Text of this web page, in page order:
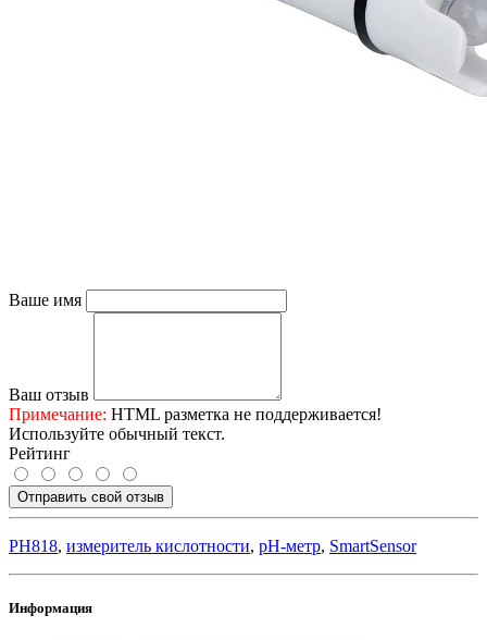
Ваше имя
Ваш отзыв
Примечание: HTML разметка не поддерживается!
Используйте обычный текст.
Рейтинг
Отправить свой отзыв
PH818, измеритель кислотности, pH-метр, SmartSensor
Информация